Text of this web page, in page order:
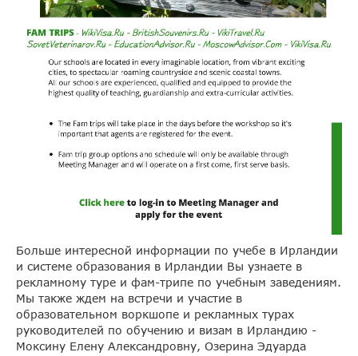
Больше интересной информации по учебе в Ирландии
и системе образования в Ирландии Вы узнаете в
рекламному туре и фам-трипе по учебным заведениям.
Мы также ждем на встречи и участие в
образовательном воркшопе и рекламных турах
руководителей по обучению и визам в Ирландию -
Моксину Елену Александровну, Озерина Эдуарда